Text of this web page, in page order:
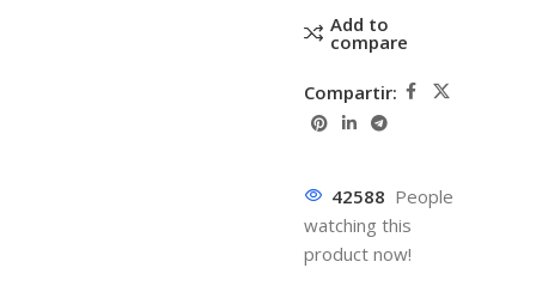
Add to
compare
Compartir:
42588 People
watching this
product now!